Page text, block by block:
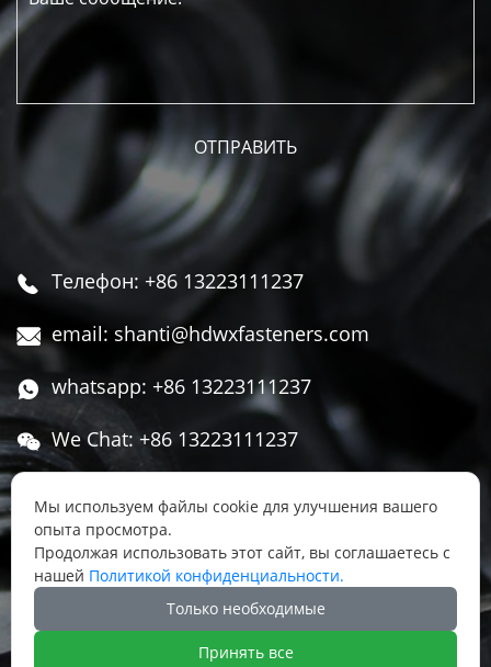
 Телефон: +86 13223111237
 email: shanti@hdwxfasteners.com
 whatsapp: +86 13223111237
 We Chat: +86 13223111237
Чжоуцунь, поселок Сису, район Юннянь,
город Ханьдань, провинция Хэбэй, Китай

Мы используем файлы cookie для улучшения вашего
опыта просмотра.
Продолжая использовать этот сайт, вы соглашаетесь с
нашей Политикой конфиденциальности.
Только необходимые
Принять все